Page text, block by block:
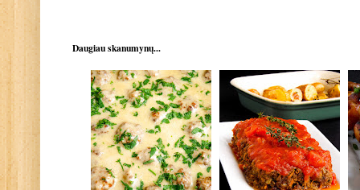
Daugiau skanumynų...